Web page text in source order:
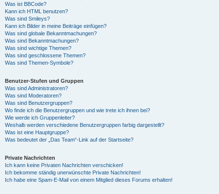
Was ist BBCode?
Kann ich HTML benutzen?
Was sind Smileys?
Kann ich Bilder in meine Beiträge einfügen?
Was sind globale Bekanntmachungen?
Was sind Bekanntmachungen?
Was sind wichtige Themen?
Was sind geschlossene Themen?
Was sind Themen-Symbole?
Benutzer-Stufen und Gruppen
Was sind Administratoren?
Was sind Moderatoren?
Was sind Benutzergruppen?
Wo finde ich die Benutzergruppen und wie trete ich ihnen bei?
Wie werde ich Gruppenleiter?
Weshalb werden verschiedene Benutzergruppen farbig dargestellt?
Was ist eine Hauptgruppe?
Was bedeutet der „Das Team“-Link auf der Startseite?
Private Nachrichten
Ich kann keine Privaten Nachrichten verschicken!
Ich bekomme ständig unerwünschte Private Nachrichten!
Ich habe eine Spam-E-Mail von einem Mitglied dieses Forums erhalten!